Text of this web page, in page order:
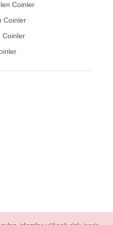
Coinler
Coinler
Coinler